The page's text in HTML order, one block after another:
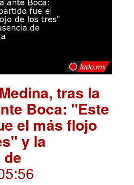
tras la
Boca: "Este
el más flojo
y la